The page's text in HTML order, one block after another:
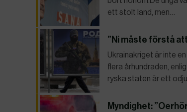
ett stolt land, men…
”Ni måste förstå
Ukrainakriget är inte
flera århundraden,
ryska staten är ett
Myndighet: